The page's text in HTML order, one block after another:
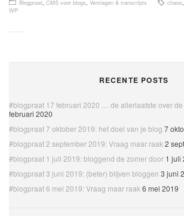
Blogpraat, CMS voor blogs, Verslagen & transcripts chaos,
WP
RECENTE POSTS
#blogpraat 17 februari 2020 … de allerlaatste over
februari 2020
#blogpraat 7 oktober 2019: het doel van je blog 7
#blogpraat 2 september 2019: Vraag maar raak 2
#blogpraat 1 juli 2019: bloggend de zomer door 1 juli
#blogpraat 3 juni 2019: (beter) blijven bloggen 3 juni
#blogpraat 6 mei 2019: Vraag maar raak 6 mei 2019